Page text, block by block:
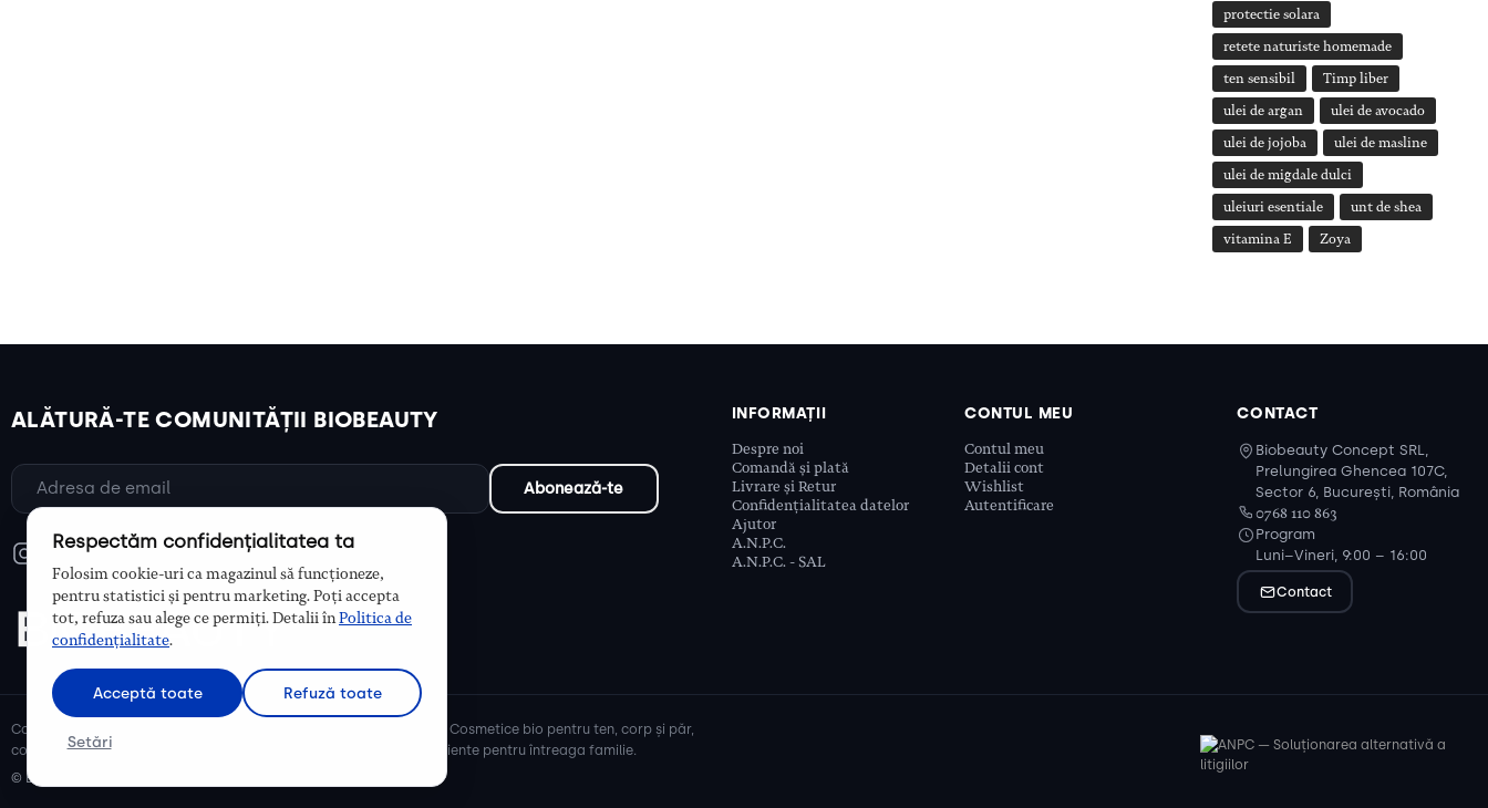
protectie solara
retete naturiste homemade
ten sensibil Timp liber
ulei de argan ulei de avocado
ulei de jojoba ulei de masline
ulei de migdale dulci
uleiuri esentiale unt de shea
vitamina E Zoya
ALĂTURĂ-TE COMUNITĂȚII BIOBEAUTY INFORMAȚII
Despre noi
Comandă și plată
Livrare și Retur
Confidențialitatea datelor
Ajutor
A.N.P.C.
A.N.P.C. - SAL
CONTUL MEU
Contul meu
Detalii cont
Wishlist
Autentificare
CONTACT
Biobeauty Concept SRL,
Prelungirea Ghencea 107C,
Sector 6, București, România
0768 110 863
Program
Luni–Vineri, 9:00 – 16:00
Contact
Cosmetice bio și naturale, ulei de argan, ulei de cocos, unt de shea. Cosmetice bio pentru ten, corp și păr,
cosmetice naturale pentru mămici și copii, cosmetice organice eficiente pentru întreaga familie.
© Biobeauty 2026. Toate drepturile rezervate.
Respectăm confidențialitatea ta
Folosim cookie-uri ca magazinul să funcționeze,
pentru statistici și pentru marketing. Poți accepta
tot, refuza sau alege ce permiți. Detalii înPolitica de
confidențialitate.
Acceptă toate Refuză toate
Setări